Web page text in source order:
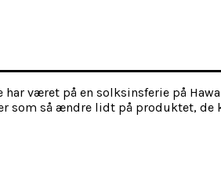
været på en solksinsferie på
som så ændre lidt på produktet, de